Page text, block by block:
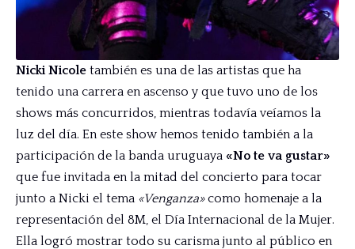
Nicki Nicole también es una de las artistas que ha
tenido una carrera en ascenso y que tuvo uno de los
shows más concurridos, mientras todavía veíamos la
luz del día. En este show hemos tenido también a la
participación de la banda uruguaya «No te va gustar»
que fue invitada en la mitad del concierto para tocar
junto a Nicki el tema «Venganza»como homenaje a la
representación del 8M, el Día Internacional de la Mujer.
Ella logró mostrar todo su carisma junto al público en